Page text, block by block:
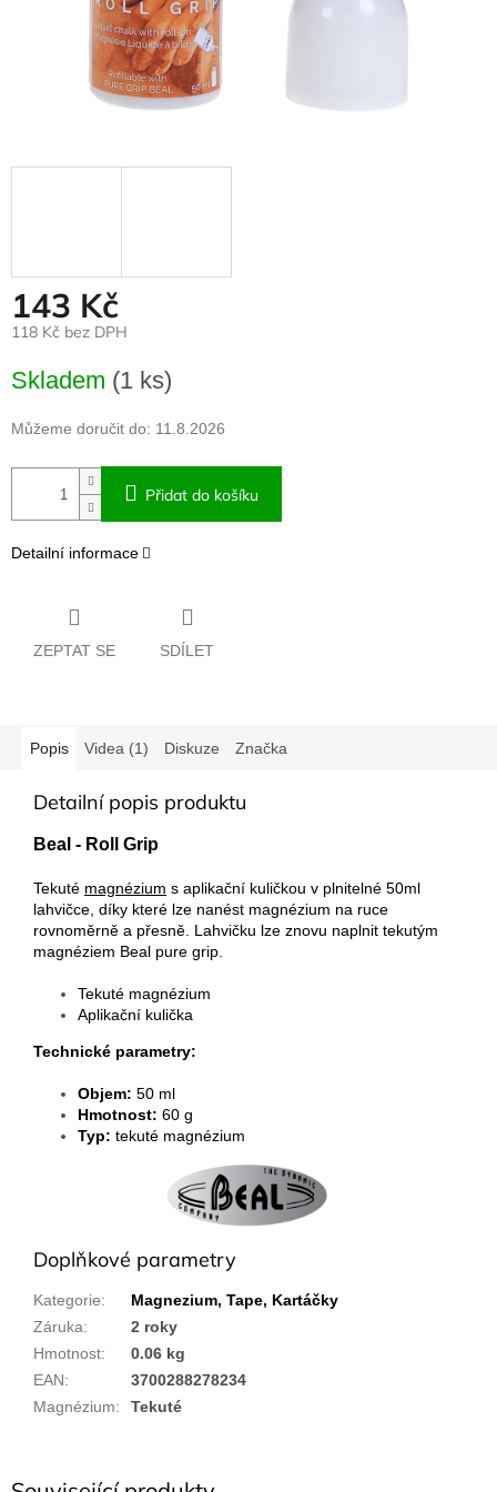
143 Kč
118 Kč bez DPH
cena:
Skladem (1 ks)
Můžeme doručit do: 11.8.2026
Přidat do košíku
Detailní informace
ZEPTAT SE SDÍLET
Popis Videa (1) Diskuze Značka
Detailní popis produktu
Beal - Roll Grip
Tekuté magnézium s aplikační kuličkou v plnitelné 50ml
lahvičce, díky které lze nanést magnézium na ruce
rovnoměrně a přesně . Lahvičku lze znovu naplnit tekutým
magnéziem Beal pure grip.
Tekuté magnézium
Aplikační kulička
Technické parametry:
Objem: 50 ml
Hmotnost: 60 g
Typ: tekuté magnézium
Doplňkové parametry
Kategorie:
Magnezium, Tape, Kartáčky
Záruka:
2 roky
Hmotnost:
0.06 kg
EAN:
3700288278234
Magnézium: Tekuté